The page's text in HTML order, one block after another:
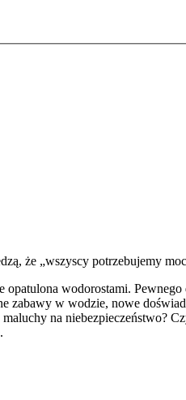
że „wszyscy potrzebujemy
opatulona wodorostami.
zabawy w wodzie, nowe
na niebezpieczeństwo?